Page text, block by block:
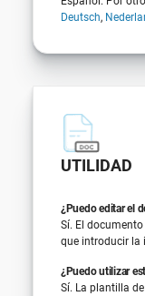
Deutsch,
UTILIDAD
¿Puedo editar el
Sí. El
que introducir la
¿Puedo utilizar
Sí. La plantilla